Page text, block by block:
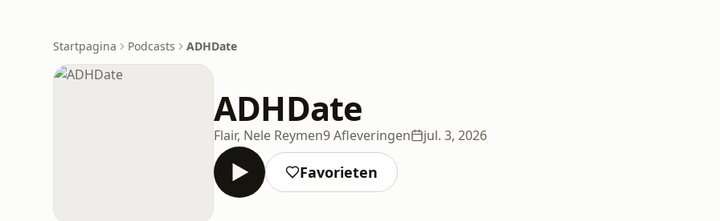
Startpagina Podcasts ADHDate
ADHDate
Flair, Nele Reymen9 Afleveringen jul. 3, 2026
Favorieten